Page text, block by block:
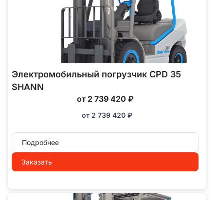
Электромобильный погрузчик CPD 35
SHANN
от 2 739 420 ₽
от 2 739 420 ₽
Подробнее
Заказать